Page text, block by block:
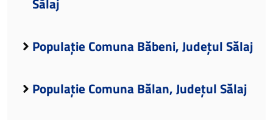
Populație Comuna Băbeni, Județul Sălaj
Populație Comuna Bălan, Județul Sălaj